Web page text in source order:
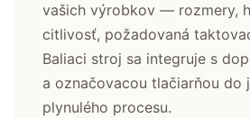
vašich výrobkov — rozmery,
citlivosť, požadovaná
Baliaci stroj sa integruje s
a označovacou tlačiarňou do
plynulého procesu.